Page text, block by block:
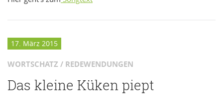
17. März 2015
WORTSCHATZ / REDEWENDUNGEN
Das kleine Küken piept